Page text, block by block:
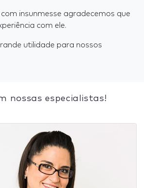
insunmesse agradecemos que
com ele.
utilidade para nossos
nossas especialistas!